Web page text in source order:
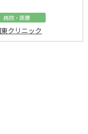
病院・医療
クリニック